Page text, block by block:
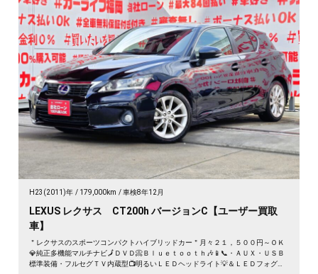
H23(2011)年 179,000km 車検8年12月
LEXUS レクサス CT200h バージョンC【ユーザー買取
車】
＂レクサスのスポーツコンパクトハイブリッドカー＂月々２１，５００円～ＯＫ
💎純正多機能マルチナビ🗾ＤＶＤ📀Ｂｌｕｅｔｏｏｔｈ🎶📱📞・ＡＵＸ・ＵＳＢ
標準装備・フルセグＴＶ内蔵型📺明るいＬＥＤヘッドライト💡＆ＬＥＤフォグラ